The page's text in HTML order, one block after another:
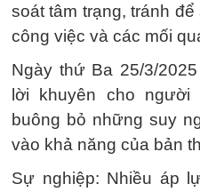
soát tâm trạng, tránh
công việc và các mối
Ngày thứ Ba 25/3/
lời khuyên cho
buông bỏ những suy
vào khả năng của bản
Sự nghiệp: Nhiều áp